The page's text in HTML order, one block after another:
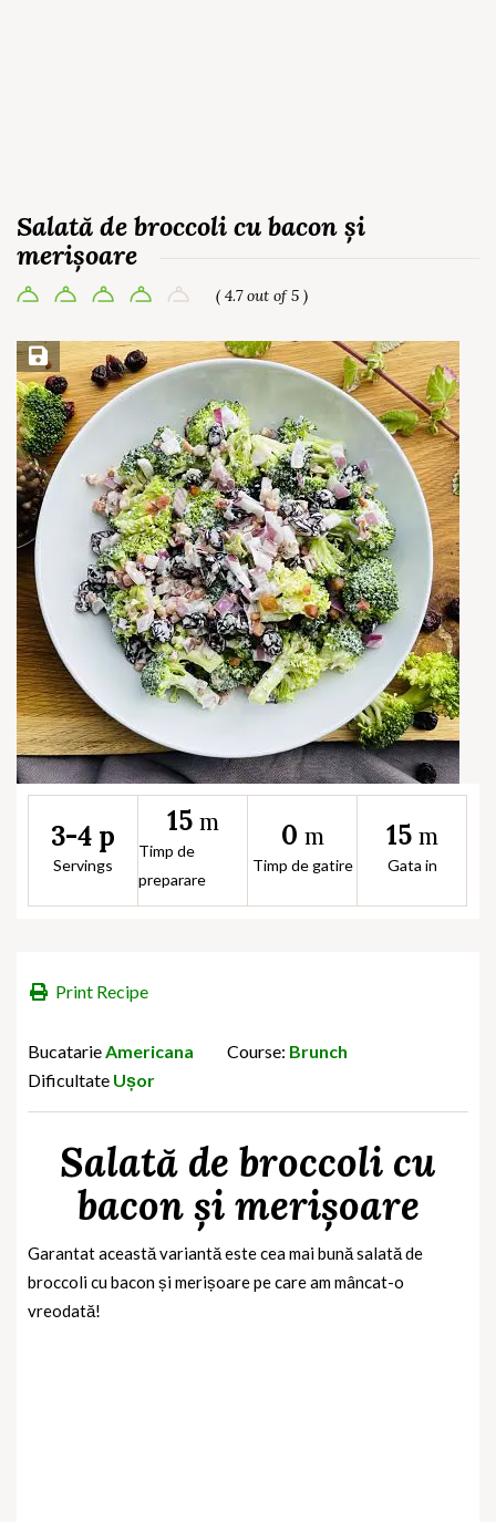
Salată de broccoli cu bacon și
merișoare
( 4.7 out of 5 )
Save Recipe
3-4 p
Servings
15 m
Timp de
preparare
0 m
Timp de gatire
15 m
Gata in
Print Recipe
BucatarieAmericana Course: Brunch
Dificultate Ușor
Salată de broccoli cu
bacon și merișoare
Garantat această variantă este cea mai bună salată de
broccoli cu bacon și merișoare pe care am mâncat-o
vreodată!